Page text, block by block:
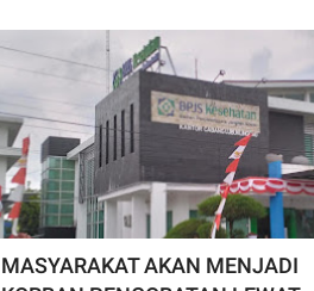
MASYARAKAT AKAN MENJADI